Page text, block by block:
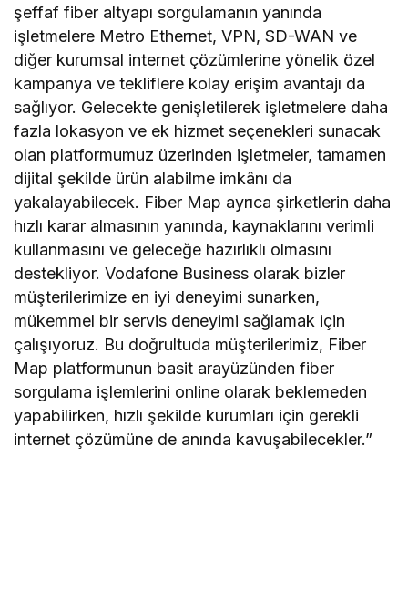
şeffaf fiber altyapı sorgulamanın yanında
işletmelere Metro Ethernet, VPN, SD-WAN ve
diğer kurumsal internet çözümlerine yönelik özel
kampanya ve tekliflere kolay erişim avantajı da
sağlıyor. Gelecekte genişletilerek işletmelere daha
fazla lokasyon ve ek hizmet seçenekleri sunacak
olan platformumuz üzerinden işletmeler, tamamen
dijital şekilde ürün alabilme imkânı da
yakalayabilecek. Fiber Map ayrıca şirketlerin daha
hızlı karar almasının yanında, kaynaklarını verimli
kullanmasını ve geleceğe hazırlıklı olmasını
destekliyor. Vodafone Business olarak bizler
müşterilerimize en iyi deneyimi sunarken,
mükemmel bir servis deneyimi sağlamak için
çalışıyoruz. Bu doğrultuda müşterilerimiz, Fiber
Map platformunun basit arayüzünden fiber
sorgulama işlemlerini online olarak beklemeden
yapabilirken, hızlı şekilde kurumları için gerekli
internet çözümüne de anında kavuşabilecekler.”